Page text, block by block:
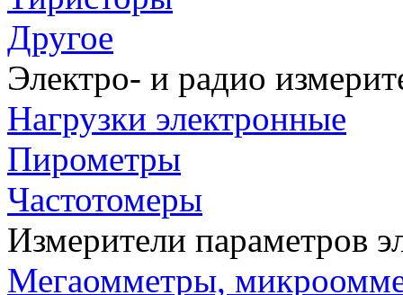
Другое
Электро- и радио
Нагрузки электронные
Пирометры
Частотомеры
Измерители параметров
Мегаомметры,